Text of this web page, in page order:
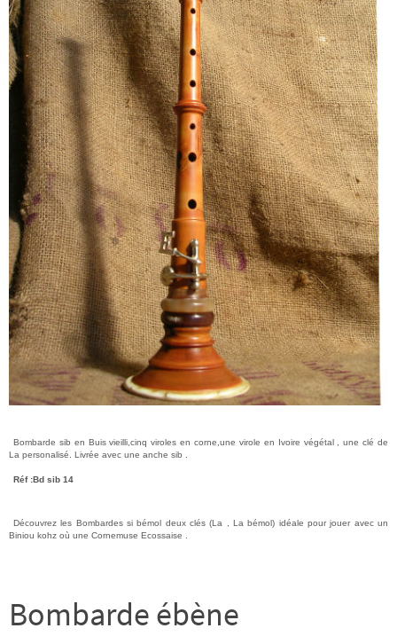
Bombarde sib en Buis vieilli,cinq viroles en corne,une virole en Ivoire végétal , une clé de
La personalisé. Livrée avec une anche sib .
Réf :Bd sib 14
Découvrez les Bombardes si bémol deux clés (La , La bémol) idéale pour jouer avec un
Biniou kohz où une Cornemuse Ecossaise .
Bombarde ébène